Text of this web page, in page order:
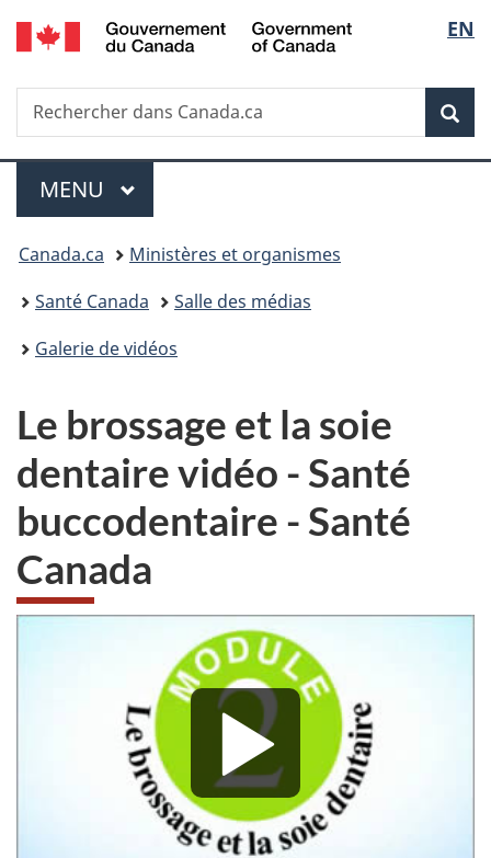
Passer
au
principal
Passer
à
Au
du
Passer
à
version
simplifiée
de
la
EN
Recherche
Rechercher
dans
Menu
MENU PRINCIPAL
Vous
êtes
ici :
Canada.ca
Ministères et organismes
Santé Canada
Salle des médias
Galerie de vidéos
Le brossage et la soie
dentaire vidéo - Santé
buccodentaire - Santé
Canada